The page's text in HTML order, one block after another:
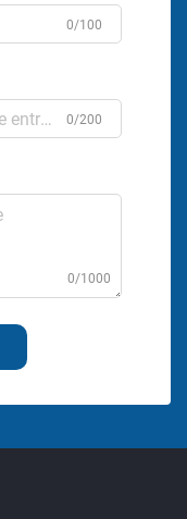
0/100
0/200
0/1000